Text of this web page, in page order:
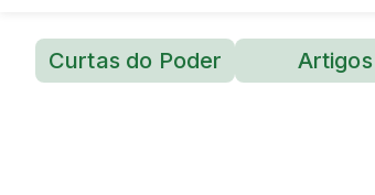
Curtas do Poder Artigos